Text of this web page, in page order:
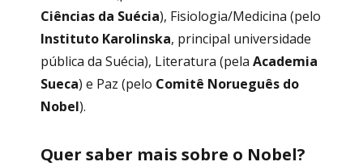
Ciências da Suécia), Fisiologia/Medicina (pelo
Instituto Karolinska, principal universidade
pública da Suécia), Literatura (pela Academia
Sueca) e Paz (pelo Comitê Norueguês do
Nobel).
Quer saber mais sobre o Nobel?